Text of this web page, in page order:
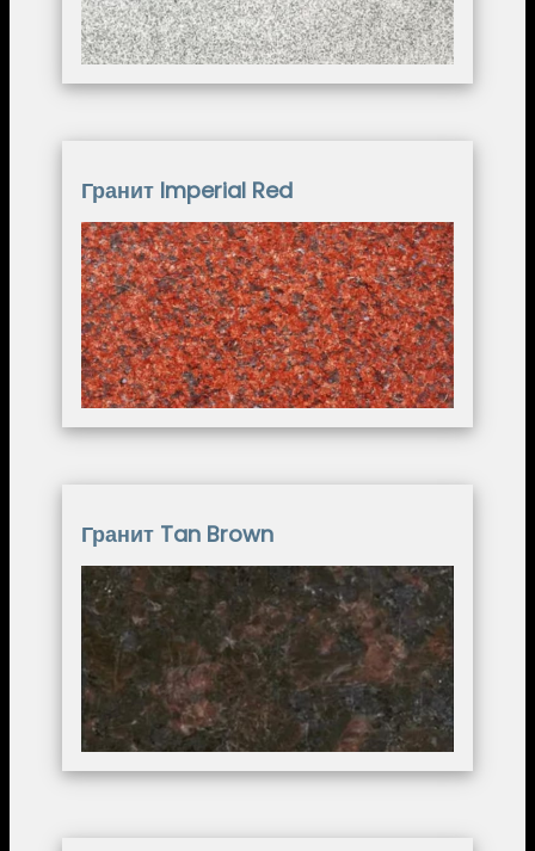
Гранит Imperial Red
Image
Гранит Tan Brown
Image